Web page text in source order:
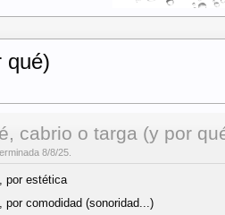
qué)
cabrio o targa (y por
8/8/25.
por estética
por comodidad (sonoridad...)